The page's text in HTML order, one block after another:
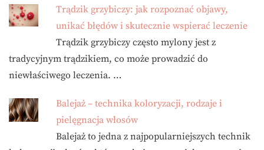
Trądzik grzybiczy: jak rozpoznać objawy,
unikać błędów i skutecznie wspierać leczenie
Trądzik grzybiczy często mylony jest z
tradycyjnym trądzikiem, co może prowadzić do
niewłaściwego leczenia. …
Balejaż – technika koloryzacji, rodzaje i
pielęgnacja włosów
Balejaż to jedna z najpopularniejszych technik